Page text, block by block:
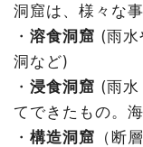
洞窟は、様々な
・ 溶食洞窟 (雨水
洞など)
・ 浸食洞窟 (雨水
てできたもの。
・ 構造洞窟 （断